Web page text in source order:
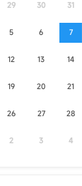
29 30 31
5 6 7
12 13 14
19 20 21
26 27 28
2 3 4